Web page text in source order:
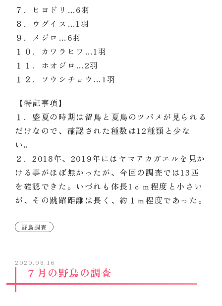
７．ヒヨドリ…6羽
８．ウグイス…1羽
９．メジロ…6羽
１０．カワラヒワ…1羽
１１．ホオジロ…2羽
１２．ソウシチョウ…1羽
【特記事項】
１．盛夏の時期は留鳥と夏鳥のツバメが見られる
だけなので、確認された種数は12種類と少な
い。
２．2018年、2019年にはヤマアカガエルを見か
ける事がほぼ無かったが、今回の調査では13匹
を確認できた。いづれも体長1ｃｍ程度と小さい
が、その跳躍距離は長く、約１ｍ程度であった。
野鳥調査
2020.08.16
７月の野鳥の調査